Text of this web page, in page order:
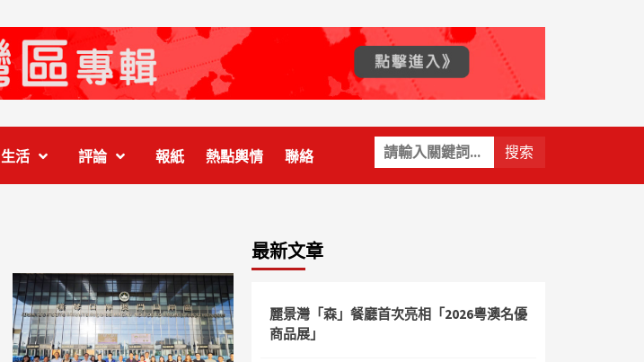
關
鍵
字:
生活 評論 報紙 熱點輿情 聯絡
最新文章
麗景灣「森」餐廳首次亮相「2026粵澳名優
商品展」